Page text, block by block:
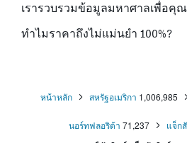
เรารวบรวมข้อมูลมหาศาลเพื่อคุณ
ทำไมราคาถึงไม่แม่นยำ 100%?
หน้าหลัก สหรัฐอเมริกา 1,006,985
นอร์ทฟลอริด้า 71,237 แจ็ก